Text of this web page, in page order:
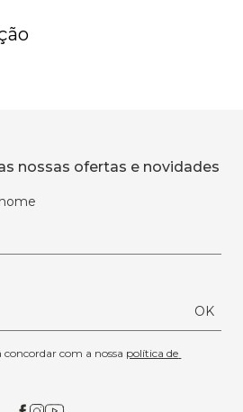
nossas ofertas e novidades
OK
concordar com a nossa política de